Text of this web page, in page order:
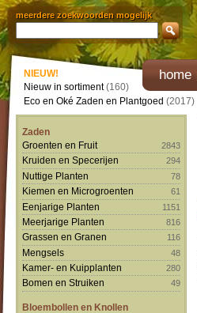
meerdere zoekwoorden mogelijk
home
NIEUW!
Nieuw in sortiment(160)
Eco en Oké Zaden en Plantgoed (2017)
Zaden
Groenten en Fruit
2843
Kruiden en Specerijen 294
Nuttige Planten 78
Kiemen en Microgroenten 61
Eenjarige Planten 1151
Meerjarige Planten 816
Grassen en Granen 116
Mengsels 48
Kamer- en Kuipplanten 280
Bomen en Struiken 49
Bloembollen en Knollen